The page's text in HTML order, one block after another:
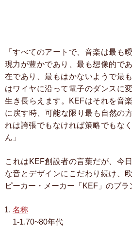
「すべてのアートで、音楽は最も
現力が豊かであり、最も想像的で
在であり、最もはかないようで最
はワイヤに沿って電子のダンスに
生き長らえます。KEFはそれを音
に戻す時、可能な限り最も自然の
れは誇張でもなければ策略でもな
ん」
これはKEF創設者の言葉だが、今
な音とデザインにこだわり続け、
ピーカー・メーカー「KEF」のブラ
名称
1-1.70~80年代